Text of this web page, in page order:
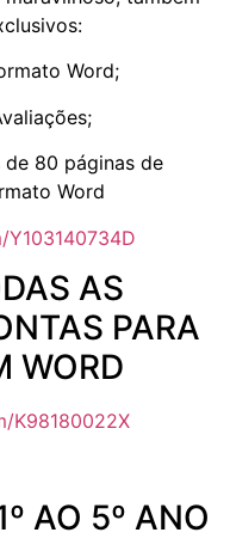
Word;
de 80 páginas de
Word
AS
PARA
WORD
K98180022X
AO 5º ANO